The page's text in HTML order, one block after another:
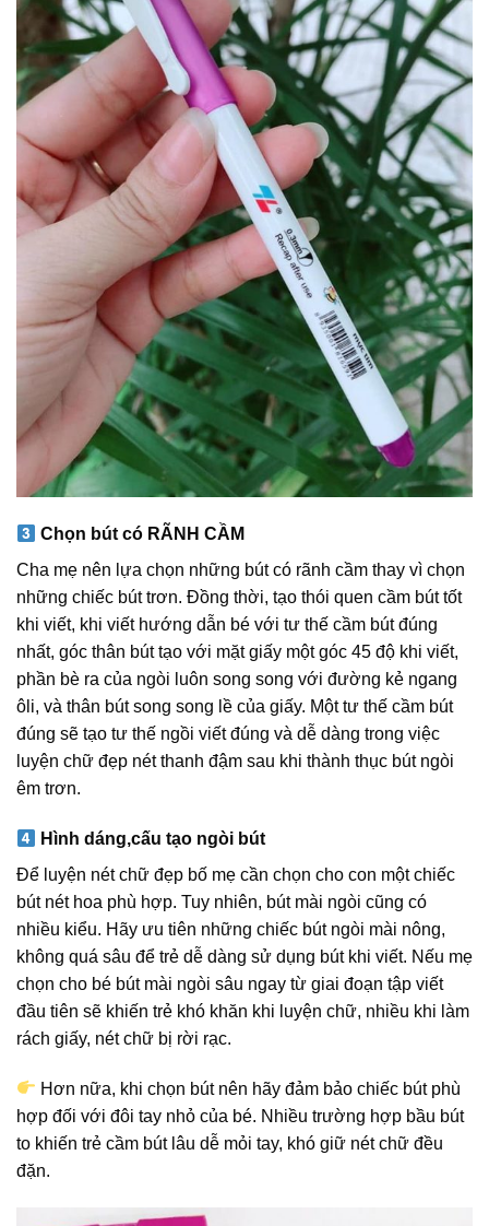
Chọn bút có RÃNH CẦM
Cha mẹ nên lựa chọn những bút có rãnh cầm thay vì chọn
những chiếc bút trơn. Đồng thời, tạo thói quen cầm bút tốt
khi viết, khi viết hướng dẫn bé với tư thế cầm bút đúng
nhất, góc thân bút tạo với mặt giấy một góc 45 độ khi viết,
phần bè ra của ngòi luôn song song với đường kẻ ngang
ôli, và thân bút song song lề của giấy. Một tư thế cầm bút
đúng sẽ tạo tư thế ngồi viết đúng và dễ dàng trong việc
luyện chữ đẹp nét thanh đậm sau khi thành thục bút ngòi
êm trơn.
Hình dáng,cấu tạo ngòi bút
Để luyện nét chữ đẹp bố mẹ cần chọn cho con một chiếc
bút nét hoa phù hợp. Tuy nhiên, bút mài ngòi cũng có
nhiều kiểu. Hãy ưu tiên những chiếc bút ngòi mài nông,
không quá sâu để trẻ dễ dàng sử dụng bút khi viết. Nếu mẹ
chọn cho bé bút mài ngòi sâu ngay từ giai đoạn tập viết
đầu tiên sẽ khiến trẻ khó khăn khi luyện chữ, nhiều khi làm
rách giấy, nét chữ bị rời rạc.
Hơn nữa, khi chọn bút nên hãy đảm bảo chiếc bút phù
hợp đối với đôi tay nhỏ của bé. Nhiều trường hợp bầu bút
to khiến trẻ cầm bút lâu dễ mỏi tay, khó giữ nét chữ đều
đặn.